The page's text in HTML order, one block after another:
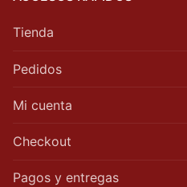
Tienda
Pedidos
Mi cuenta
Checkout
Pagos y entregas